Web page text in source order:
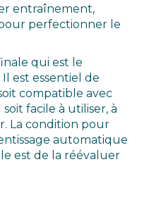
entraînement,
perfectionner le
qui est le
Il est essentiel de
compatible avec
soit facile à utiliser, à
La condition pour
automatique
est de la réévaluer